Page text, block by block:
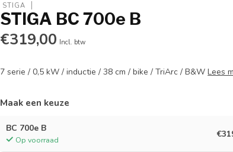
STIGA
STIGA BC 700e B
€319,00 Incl. btw
7 serie / 0,5 kW / inductie / 38 cm / bike / TriArc / B&WLees
Maak een keuze
BC 700e B
Op voorraad